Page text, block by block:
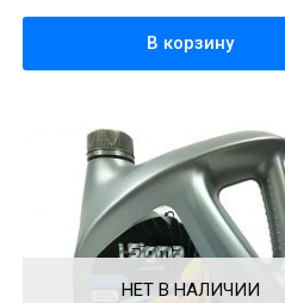
В корзину
НЕТ В НАЛИЧИИ